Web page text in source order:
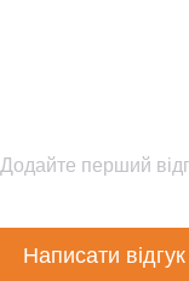
Додайте перший
Написати відгук